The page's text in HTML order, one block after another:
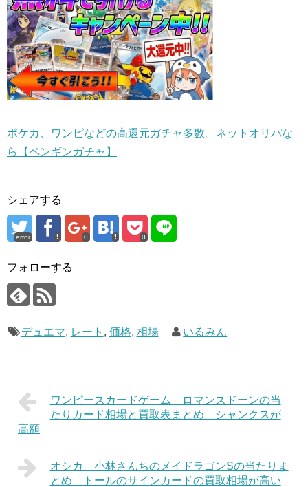
ポケカ、ワンピなどの高還元ガチャ多数。ネットオリパな
ら【ペンギンガチャ】
シェアする
error 0 0
フォローする
デュエマ, レート , 価格, 相場 いるみん
ワンピースカードゲーム ロマンスドーンの当
たりカード相場と買取表まとめ シャンクスが
高額
オシカ 小林さんちのメイドラゴンSの当たりま
とめ トールのサインカードの買取相場が高い